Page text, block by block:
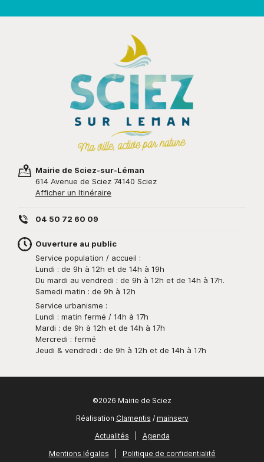
Mairie de Sciez-sur-Léman
614 Avenue de Sciez 74140 Sciez
Afficher un Itinéraire
04 50 72 60 09
Ouverture au public
Service population / accueil :
Lundi : de 9h à 12h et de 14h à 19h
Du mardi au vendredi : de 9h à 12h et de 14h à 17h.
Samedi matin : de 9h à 12h
Service urbanisme :
Lundi : matin fermé / 14h à 17h
Mardi : de 9h à 12h et de 14h à 17h
Mercredi : fermé
Jeudi & vendredi : de 9h à 12h et de 14h à 17h
©2026 Mairie de Sciez
Réalisation Clamentis / mainserv
Actualités
Agenda
Mentions légales
Politique de confidentialité